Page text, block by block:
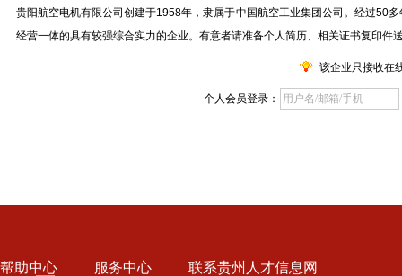
贵阳航空电机有限公司创建于1958年，隶属于中国航空工业集团公司。经过50
经营一体的具有较强综合实力的企业。有意者请准备个人简历、相关证书复印件
该企业只接收在
个人会员登录：
帮助中心 服务中心 联系贵州人才信息网